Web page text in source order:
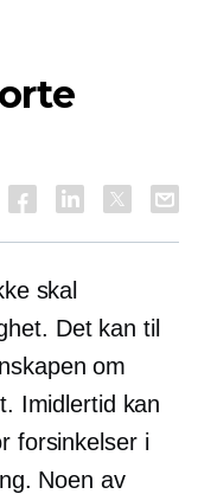
skal
Det kan til
om
Imidlertid kan
forsinkelser i
Noen av